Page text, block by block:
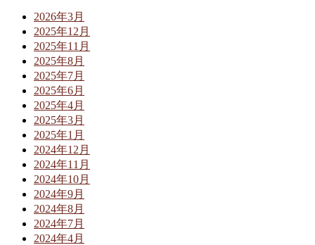
2026年3月
2025年12月
2025年11月
2025年8月
2025年7月
2025年6月
2025年4月
2025年3月
2025年1月
2024年12月
2024年11月
2024年10月
2024年9月
2024年8月
2024年7月
2024年4月